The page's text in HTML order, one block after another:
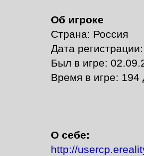
Об игроке
Страна: Россия
Дата
Был в игре:
Время в игре: 194
О себе:
http://